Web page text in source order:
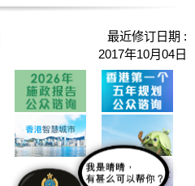
最近修订日期 :
2017年10月04日